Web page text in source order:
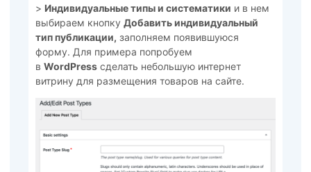
> Индивидуальные типы и систематики и в нем
выбираем кнопку Добавить индивидуальный
тип публикации, заполняем появившуюся
форму. Для примера попробуем
в WordPressсделать небольшую интернет
витрину для размещения товаров на сайте.